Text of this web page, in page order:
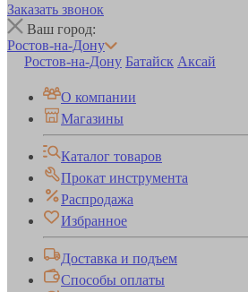
Заказать звонок
Ваш город:
Ростов-на-Дону
Ростов-на-Дону Батайск Аксай
О компании
Магазины
Каталог товаров
Прокат инструмента
Распродажа
Избранное
Доставка и подъем
Способы оплаты